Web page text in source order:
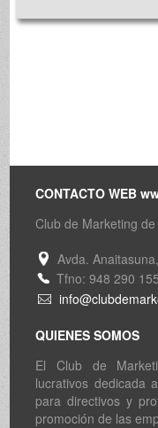
CONTACTO WEB
Club de Marketing
Avda.
Tfno: 948 290 155
QUIENES SOMOS
El Club de
lucrativos dedicada
para directivos y
promoción de las